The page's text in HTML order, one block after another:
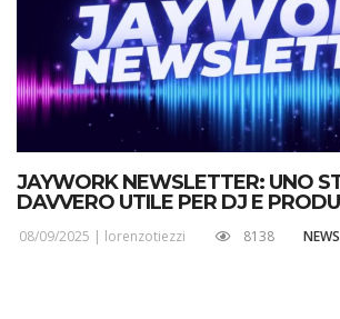
JAYWORK NEWSLETTER: UNO
DAVVERO UTILE PER DJ E
08/09/2025 | lorenzotiezzi 8138 NEWS